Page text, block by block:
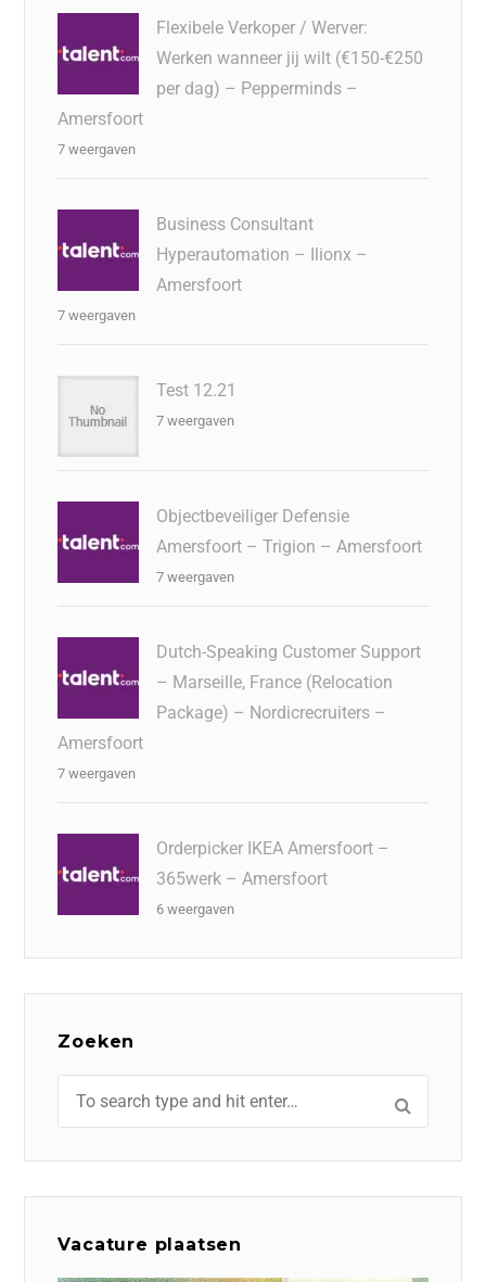
Flexibele Verkoper / Werver:
Werken wanneer jij wilt (€150-€250
per dag) – Pepperminds –
Amersfoort
7 weergaven
Business Consultant
Hyperautomation – Ilionx –
Amersfoort
7 weergaven
Test 12.21
7 weergaven
Objectbeveiliger Defensie
Amersfoort – Trigion – Amersfoort
7 weergaven
Dutch-Speaking Customer Support
– Marseille, France (Relocation
Package) – Nordicrecruiters –
Amersfoort
7 weergaven
Orderpicker IKEA Amersfoort –
365werk – Amersfoort
6 weergaven
Zoeken
Vacature plaatsen